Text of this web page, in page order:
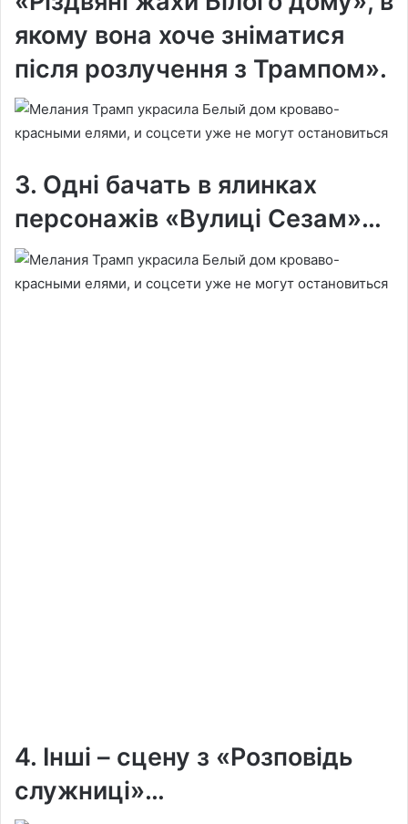
якому вона хоче зніматися
після розлучення з Трампом».
3. Одні бачать в ялинках
персонажів «Вулиці Сезам»…
4. Інші – сцену з «Розповідь
служниці»…